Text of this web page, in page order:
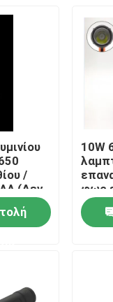
/
(Δεν
10W
φως
σε